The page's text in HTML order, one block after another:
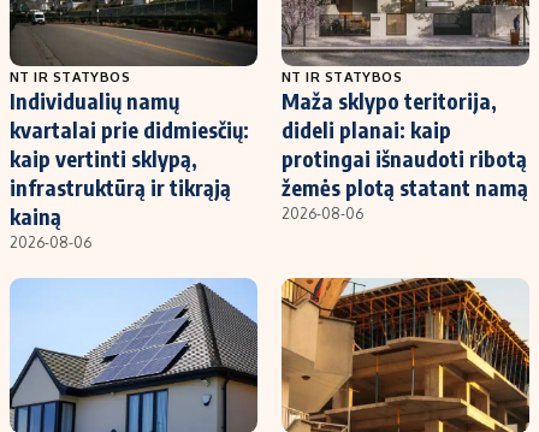
NT IR STATYBOS
Individualių namų
kvartalai prie didmiesčių:
kaip vertinti sklypą,
infrastruktūrą ir tikrąją
kainą
2026-08-06
NT IR STATYBOS
Maža sklypo teritorija,
dideli planai: kaip
protingai išnaudoti ribotą
žemės plotą statant namą
2026-08-06